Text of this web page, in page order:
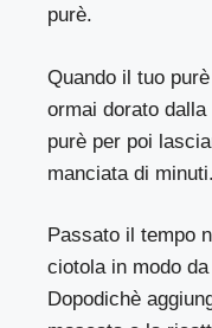
purè.
Quando il tuo
ormai dorato
purè per poi
manciata di minuti.
Passato il tempo
ciotola in modo
Dopodichè